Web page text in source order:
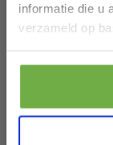
informatie die u
verzameld op
Laat ons